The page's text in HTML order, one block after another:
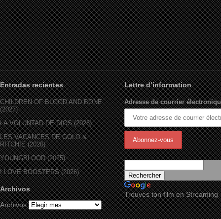
Entradas recientes
CHILDREN OF BLOOD AND BONE
(2027)
LA VOLUNTAD DE DIOS (2026)
LES VACANCES DE GOLO &
RITCHIE (2026)
YOUNGBLOOD (2025)
I LOVE BOOSTERS (2026)
Archivos
Archivos
Lettre d’information
Adresse de courrier
Trouves ton film en Streaming